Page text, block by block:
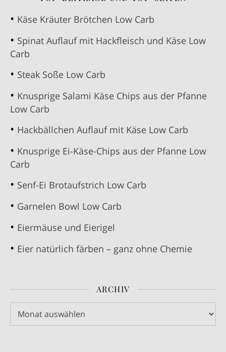
Käse Kräuter Brötchen Low Carb
Spinat Auflauf mit Hackfleisch und Käse Low
Carb
Steak Soße Low Carb
Knusprige Salami Käse Chips aus der Pfanne
Low Carb
Hackbällchen Auflauf mit Käse Low Carb
Knusprige Ei-Käse-Chips aus der Pfanne Low
Carb
Senf-Ei Brotaufstrich Low Carb
Garnelen Bowl Low Carb
Eiermäuse und Eierigel
Eier natürlich färben – ganz ohne Chemie
ARCHIV
Archiv